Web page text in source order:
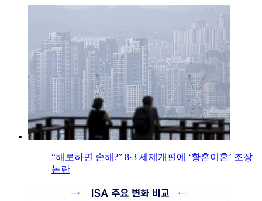
“해로하면 손해?” 8·3 세제개편에 ‘황혼이혼’ 조장
논란